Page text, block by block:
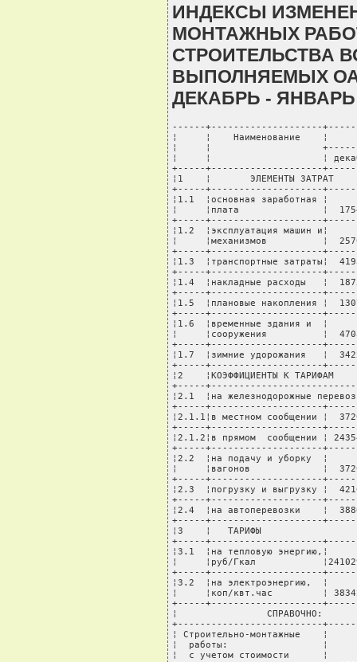
ИНДЕКСЫ
МОНТАЖНЫХ
СТРОИТЕЛЬСТВА
ВЫПОЛНЯЕМЫХ
ДЕКАБРЬ - ЯНВАРЬ
------+--------------------
¦     ¦    Наименование    ¦
¦     ¦
¦     ¦                    ¦ декабрь
+-----+--------------------
¦1    ¦       ЭЛЕМЕНТЫ
+-----+--------------------
¦1.1  ¦основная
¦     ¦плата               ¦
+-----+--------------------
¦1.2  ¦эксплуатация
¦     ¦механизмов          ¦
+-----+--------------------
¦1.3  ¦транспортные затраты¦
+-----+--------------------
¦1.4  ¦накладные расходы   ¦
+-----+--------------------
¦1.5  ¦плановые накопления ¦
+-----+--------------------
¦1.6  ¦временные
¦     ¦сооружения          ¦
+-----+--------------------
¦1.7  ¦зимние удорожания   ¦
+-----+--------------------
¦2    ¦КОЭФФИЦИЕНТЫ К
+-----
¦2.1  ¦на
+-----+--------------------
¦2.1.1¦в местном сообщении ¦
+-----+--------------------
¦2.1.2¦в прямом  сообщении ¦
+-----+--------------------
¦2.2  ¦на подачу и
¦     ¦вагонов             ¦
+-----+--------------------
¦2.3  ¦погрузку и выгрузку ¦
+-----+--------------------
¦2.4  ¦на автоперевозки    ¦
+-----+--------------------
¦3    ¦   ТАРИФЫ
+-----+--------------------
¦3.1  ¦на тепловую
¦     ¦руб/Гкал
+-----+--------------------
¦3.2  ¦на
¦     ¦коп/квт.час         ¦
+-----+--------------------
¦
+--------------------------
¦ Строительно-
¦  работы:                 ¦
¦  с учетом стоимости